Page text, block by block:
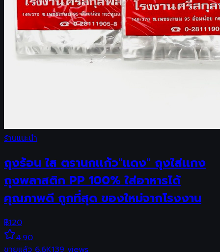
ร้านแนะนำ
ถุงร้อน ใส ตรานกเเก้ว"แดง" ถุงใส่เเกง
ถุงพลาสติก PP 100% ใส่อาหารได้
คุณภาพดี ถูกที่สุด ของใหม่จากโรงงาน
฿120
4.90
ขายแล้ว 6.6K139 views